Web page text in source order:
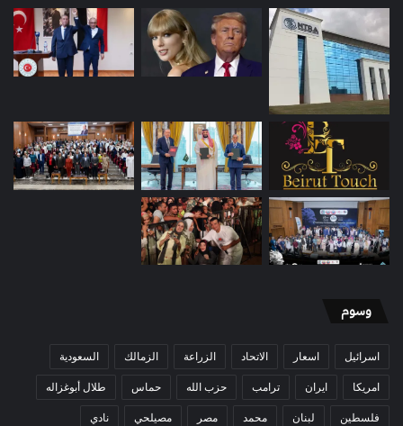
وسوم
اسرائيل اسعار الاتحاد الزراعة الزمالك السعودية
امريكا ايران ترامب حزب الله حماس طلال أبوغزاله
فلسطين لبنان محمد مصر مصيلحي نادي